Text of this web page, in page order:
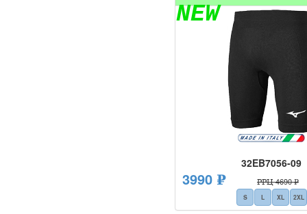
NEW
32EB7056-09
3990 ₽ РРЦ 4690 ₽
S L XL 2XL